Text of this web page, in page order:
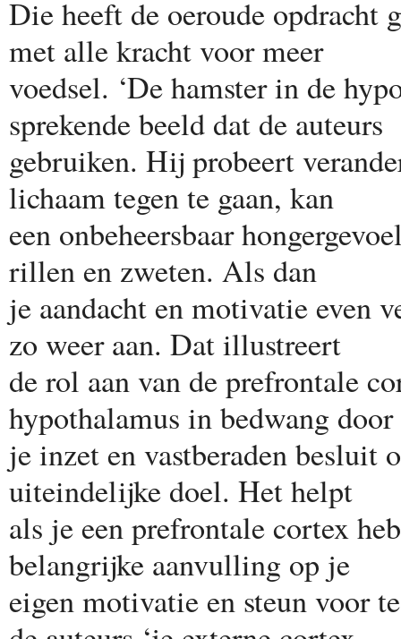
Die heeft de oeroude opdracht
met alle kracht voor meer
voedsel. ‘De hamster in de
sprekende beeld dat de auteurs
gebruiken. Hij probeert
lichaam tegen te gaan, kan
een onbeheersbaar
rillen en zweten. Als dan
je aandacht en motivatie even
zo weer aan. Dat illustreert
de rol aan van de prefrontale
hypothalamus in bedwang door
je inzet en vastberaden besluit
uiteindelijke doel. Het helpt
als je een prefrontale cortex
belangrijke aanvulling op je
eigen motivatie en steun voor